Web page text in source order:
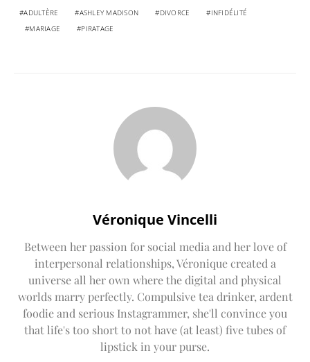
ADULTÈRE ASHLEY MADISON DIVORCE
INFIDÉLITÉ
MARIAGE
PIRATAGE
Véronique Vincelli
Between her passion for social media and her love of
interpersonal relationships, Véronique created a
universe all her own where the digital and physical
worlds marry perfectly. Compulsive tea drinker, ardent
foodie and serious Instagrammer, she'll convince you
that life's too short to not have (at least) five tubes of
lipstick in your purse.